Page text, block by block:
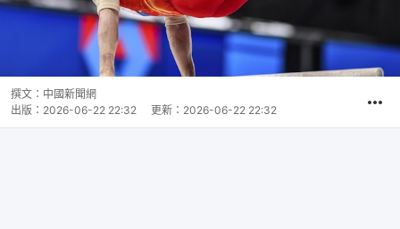
撰文： 中國新聞網
出版： 2026-06-22 22:32 更新： 2026-06-22 22:32